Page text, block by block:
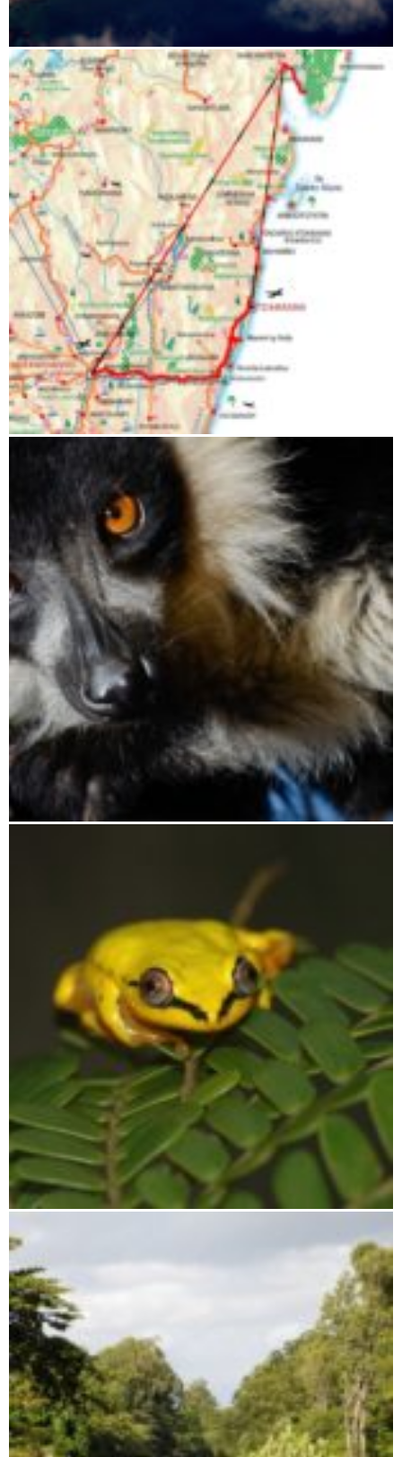
Maroantsetra Masoala
Andasibe bis Maroantsetra